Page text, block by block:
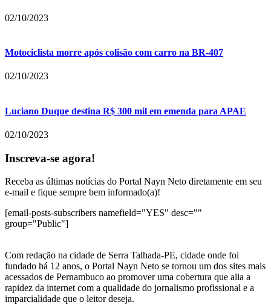
02/10/2023
Motociclista morre após colisão com carro na BR-407
02/10/2023
Luciano Duque destina R$ 300 mil em emenda para APAE
02/10/2023
Inscreva-se agora!
Receba as últimas notícias do Portal Nayn Neto diretamente em seu
e-mail e fique sempre bem informado(a)!
[email-posts-subscribers namefield="YES" desc=""
group="Public"]
Com redação na cidade de Serra Talhada-PE, cidade onde foi
fundado há 12 anos, o Portal Nayn Neto se tornou um dos sites mais
acessados de Pernambuco ao promover uma cobertura que alia a
rapidez da internet com a qualidade do jornalismo profissional e a
imparcialidade que o leitor deseja.